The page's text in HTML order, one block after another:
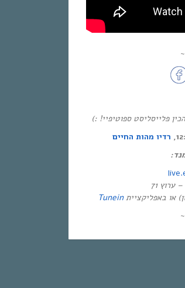
פלייסליסט ספוטיפיי! :)
רדיו מהות החיים
Tunein